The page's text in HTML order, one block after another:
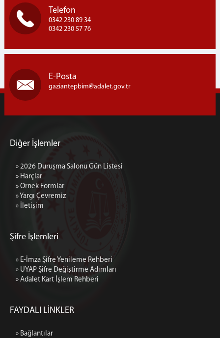
2 İDARE MAHKEMESİ
3 İDARE MAHKEMESİ
KAHRAMANMARAŞ
2 İDARE MAHKEMESİ
3 İDARE MAHKEMESİ
KİLİS
GAZİANTEP VERGİ MAHKEMESİ (BAĞLI)
MALATYA
1 İDARE MAHKEMESİ
2 İDARE MAHKEMESİ
VERGİ MAHKEMESİ
1 İDARE MAHKEMESİ
2 İDARE MAHKEMESİ
MEDYA İLETİŞİM BÜROSU
DAVA DAİRELERİ İŞ BÖLÜMÜ
Telefon
0342 230 89 34
0342 230 57 76
E-Posta
gaziantepbim adalet.gov.tr
Diğer İşlemler
» 2026 Duruşma Salonu Gün Listesi
» Harçlar
» Örnek Formlar
» Yargı Çevremiz
» İletişim
Şifre İşlemleri
» E-İmza Şifre Yenileme Rehberi
» UYAP Şifre Değiştirme Adımları
» Adalet Kart İşlem Rehberi
FAYDALI LİNKLER
» Bağlantılar